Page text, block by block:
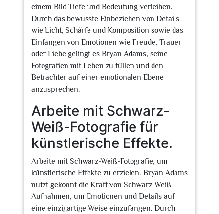
einem Bild Tiefe und Bedeutung verleihen.
Durch das bewusste Einbeziehen von Details
wie Licht, Schärfe und Komposition sowie das
Einfangen von Emotionen wie Freude, Trauer
oder Liebe gelingt es Bryan Adams, seine
Fotografien mit Leben zu füllen und den
Betrachter auf einer emotionalen Ebene
anzusprechen.
Arbeite mit Schwarz-
Weiß-Fotografie für
künstlerische Effekte.
Arbeite mit Schwarz-Weiß-Fotografie, um
künstlerische Effekte zu erzielen. Bryan Adams
nutzt gekonnt die Kraft von Schwarz-Weiß-
Aufnahmen, um Emotionen und Details auf
eine einzigartige Weise einzufangen. Durch